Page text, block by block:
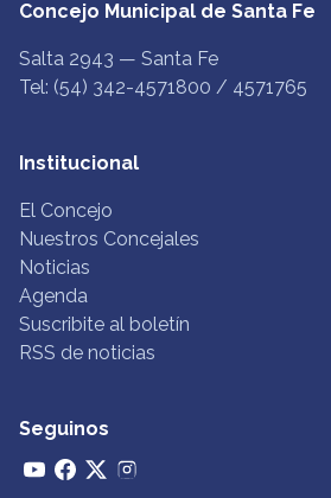
Concejo Municipal de Santa Fe
Salta 2943 — Santa Fe
Tel: (54) 342-4571800 / 4571765
Institucional
El Concejo
Nuestros Concejales
Noticias
Agenda
Suscribite al boletín
RSS de noticias
Seguinos